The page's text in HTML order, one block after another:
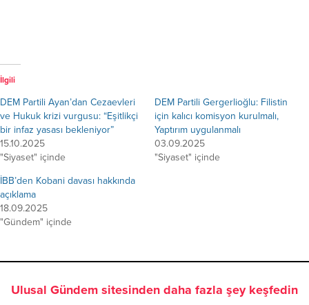
İlgili
DEM Partili Ayan’dan Cezaevleri
ve Hukuk krizi vurgusu: “Eşitlikçi
bir infaz yasası bekleniyor”
15.10.2025
"Siyaset" içinde
DEM Partili Gergerlioğlu: Filistin
için kalıcı komisyon kurulmalı,
Yaptırım uygulanmalı
03.09.2025
"Siyaset" içinde
İBB’den Kobani davası hakkında
açıklama
18.09.2025
"Gündem" içinde
Ulusal Gündem sitesinden daha fazla şey keşfedin